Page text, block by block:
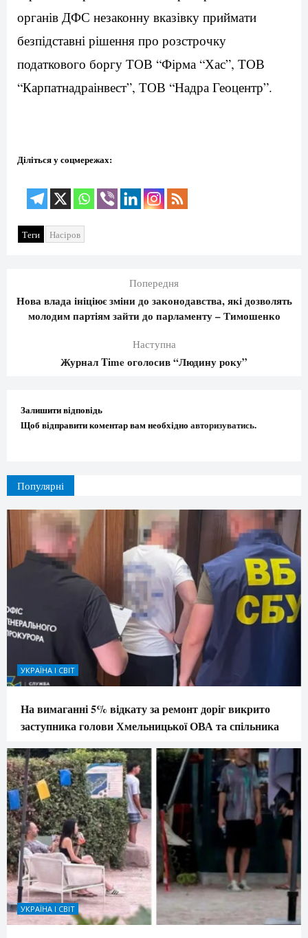
органів ДФС незаконну вказівку приймати
безпідставні рішення про розстрочку
податкового боргу ТОВ “Фірма “Хас”, ТОВ
“Карпатнадраінвест”, ТОВ “Надра Геоцентр”.
Діліться у соцмережах:
Теги Насіров
Попередня
Нова влада ініціює зміни до законодавства, які дозволять
молодим партіям зайти до парламенту – Тимошенко
Наступна
Журнал Time оголосив “Людину року”
Залишити відповідь
Щоб відправити коментар вам необхідно авторизуватись.
Популярні
УКРАЇНА І СВІТ
На вимаганні 5% відкату за ремонт доріг викрито
заступника голови Хмельницької ОВА та спільника
УКРАЇНА І СВІТ